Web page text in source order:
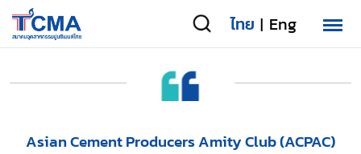
ไทย | Eng
Asian Cement Producers Amity Club (ACPAC)